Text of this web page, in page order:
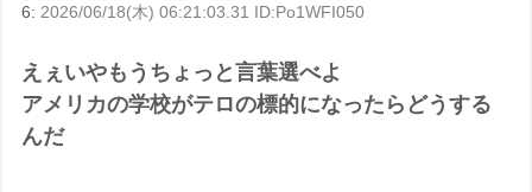
6: 2026/06/18(木) 06:21:03.31 ID:Po1WFI050
えぇいやもうちょっと言葉選べよ
アメリカの学校がテロの標的になったらどうする
んだ